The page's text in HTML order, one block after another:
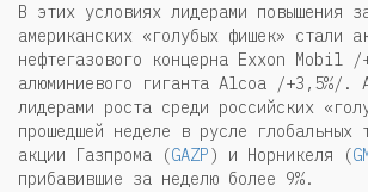
В этих условиях лидерами повышения
американских «голубых фишек» стали
нефтегазового концерна Exxon Mobil /
алюминиевого гиганта Alcoa /+3,5%/.
лидерами роста среди российских
прошедшей неделе в русле глобальных
акции Газпрома (GAZP) и Норникеля (
прибавившие за неделю более 9%.